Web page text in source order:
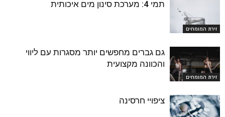
זירת המומחים
תמי 4: מערכת סינון מים איכותית
זירת המומחים
גם גברים מחפשים יותר מסגרות עם ליווי
והכוונה מקצועית
ציפויי חרסינה